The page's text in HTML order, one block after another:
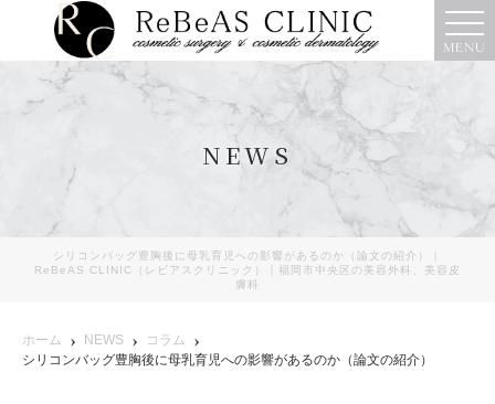
MENU
NEWS
シリコンバッグ豊胸後に母乳育児への影響があるのか（論文の紹介）｜
ReBeAS CLINIC（レビアスクリニック）｜福岡市中央区の美容外科、美容皮
膚科
ホーム NEWS
コラム
シリコンバッグ豊胸後に母乳育児への影響があるのか（論文の紹介）